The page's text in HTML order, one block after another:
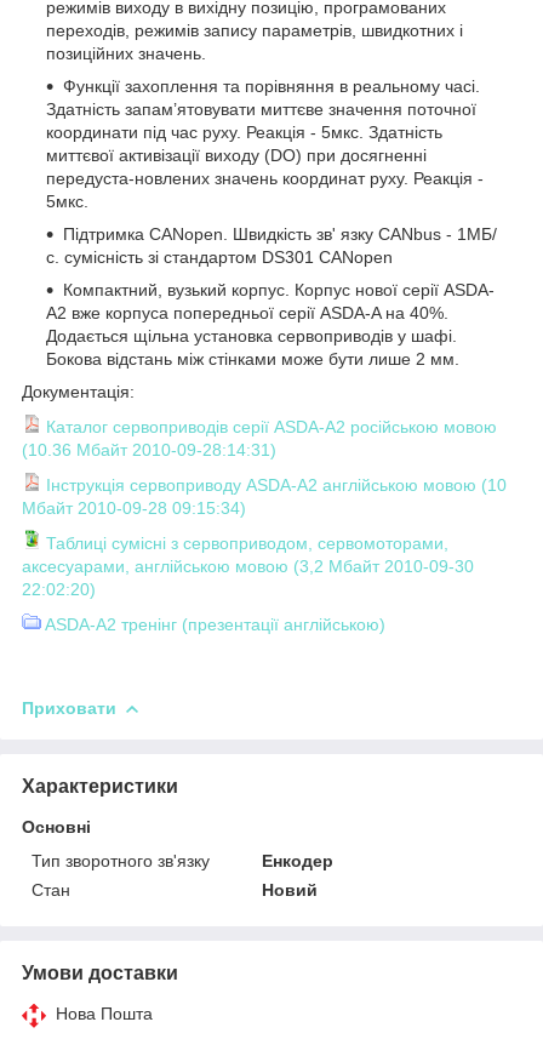
режимів виходу в вихідну позицію, програмованих
переходів, режимів запису параметрів, швидкотних і
позиційних значень.
Функції захоплення та порівняння в реальному часі.
Здатність запам’ятовувати миттєве значення поточної
координати під час руху. Реакція - 5мкс. Здатність
миттєвої активізації виходу (DO) при досягненні
передуста-новлених значень координат руху. Реакція -
5мкс.
Підтримка CANopen. Швидкість зв' язку CANbus - 1МБ/
с. сумісність зі стандартом DS301 CANopen
Компактний, вузький корпус. Корпус нової серії ASDA-
A2 вже корпуса попередньої серії ASDA-A на 40%.
Додається щільна установка сервоприводів у шафі.
Бокова відстань між стінками може бути лише 2 мм.
Документація:
Каталог сервоприводів серії ASDA-A2 російською мовою
(10.36 Мбайт 2010-09-28:14:31)
Інструкція сервоприводу ASDA-A2 англійською мовою (10
Мбайт 2010-09-28 09:15:34)
Таблиці сумісні з сервоприводом, сервомоторами,
аксесуарами, англійською мовою (3,2 Мбайт 2010-09-30
22:02:20)
ASDA-A2 тренінг (презентації англійською)
Приховати
Характеристики
Основні
Тип зворотного зв'язку
Енкодер
Стан
Новий
Умови доставки
Нова Пошта